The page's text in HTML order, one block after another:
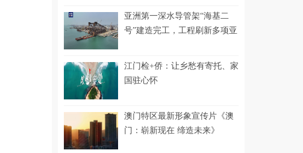
2025年《财富》中国500强峰会将于上海盛大启
2025中国（长沙）民营企业科技创新发展大会
成功举办
江门市侨联组织侨界群众开展“爱卫”专项行动
2025-08-28
亚洲第一深水导管架“海基二
号”建造完工，工程刷新多项亚
江门检+侨：让乡愁有寄托、家
国驻心怀
澳门特区最新形象宣传片《澳
门：崭新现在 缔造未来》